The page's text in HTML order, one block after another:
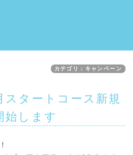
カテゴリ：キャンペーン
スタートコース新規
始します